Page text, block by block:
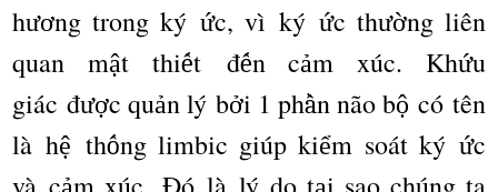
hương trong ký ức, vì ký ức thường liên
quan mật thiếtđến cảm xúc. Khứu
giác được quản lý bởi 1 phần não bộ có tên
làhệ thống limbic giúp kiểm soát ký ức